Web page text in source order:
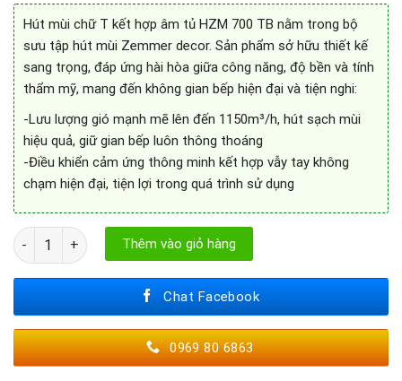
11.900.000₫.
5.500.000₫.
Hút mùi chữ T kết hợp âm tủ HZM 700 TB nằm trong bộ
sưu tập hút mùi Zemmer decor. Sản phẩm sở hữu thiết kế
sang trọng, đáp ứng hài hòa giữa công năng, độ bền và tính
thẩm mỹ, mang đến không gian bếp hiện đại và tiện nghi:
-Lưu lượng gió mạnh mẽ lên đến 1150m³/h, hút sạch mùi
hiệu quả, giữ gian bếp luôn thông thoáng
-Điều khiển cảm ứng thông minh kết hợp vẫy tay không
chạm hiện đại, tiện lợi trong quá trình sử dụng
MÁY HÚT MÙI ZEMMER HZM 700 TB số lượng
Thêm vào giỏ hàng
Chat Facebook
0969 80 6863